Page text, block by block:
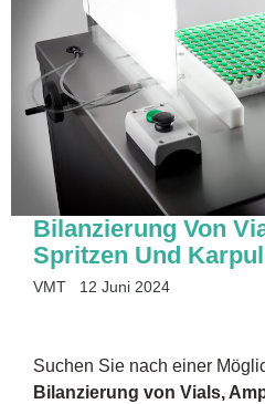
Bilanzierung Von
Spritzen Und
VMT 12 Juni 2024
Suchen Sie nach einer
Bilanzierung von Vials,